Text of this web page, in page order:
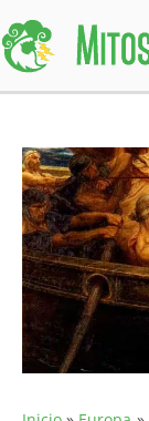
al
contenido